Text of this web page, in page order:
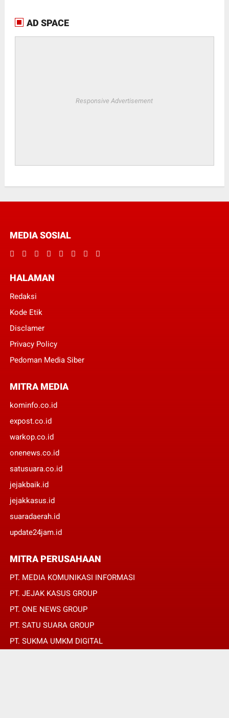
AD SPACE
Responsive Advertisement
MEDIA SOSIAL
HALAMAN
Redaksi
Kode Etik
Disclamer
Privacy Policy
Pedoman Media Siber
MITRA MEDIA
kominfo.co.id
expost.co.id
warkop.co.id
onenews.co.id
satusuara.co.id
jejakbaik.id
jejakkasus.id
suaradaerah.id
update24jam.id
MITRA PERUSAHAAN
PT. MEDIA KOMUNIKASI INFORMASI
PT. JEJAK KASUS GROUP
PT. ONE NEWS GROUP
PT. SATU SUARA GROUP
PT. SUKMA UMKM DIGITAL